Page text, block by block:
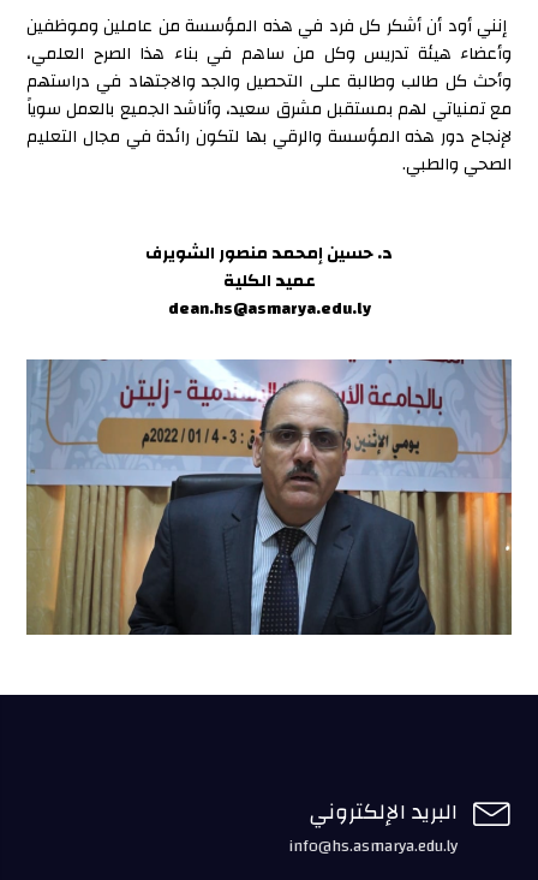
إنني أود أن أشكر كل فرد في هذه المؤسسة من عاملين وموظفين
وأعضاء هيئة تدريس وكل من ساهم في بناء هذا الصرح العلمي،
وأحث كل طالب وطالبة على التحصيل والجد والاجتهاد في دراستهم
مع تمنياتي لهم بمستقبل مشرق سعيد، وأناشد الجميع بالعمل سوياً
لإنجاح دور هذه المؤسسة والرقي بها لتكون رائدة في مجال التعليم
الصحي والطبي.
د. حسين إمحمد منصور الشويرف
عميد الكلية
dean.hs@asmarya.edu.ly
 البريد الإلكتروني
info@hs.asmarya.edu.ly